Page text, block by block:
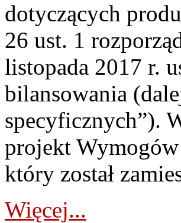
dotyczących
26 ust. 1
listopada 2017 r.
bilansowania
specyficznych”).
projekt
który został
Więcej...